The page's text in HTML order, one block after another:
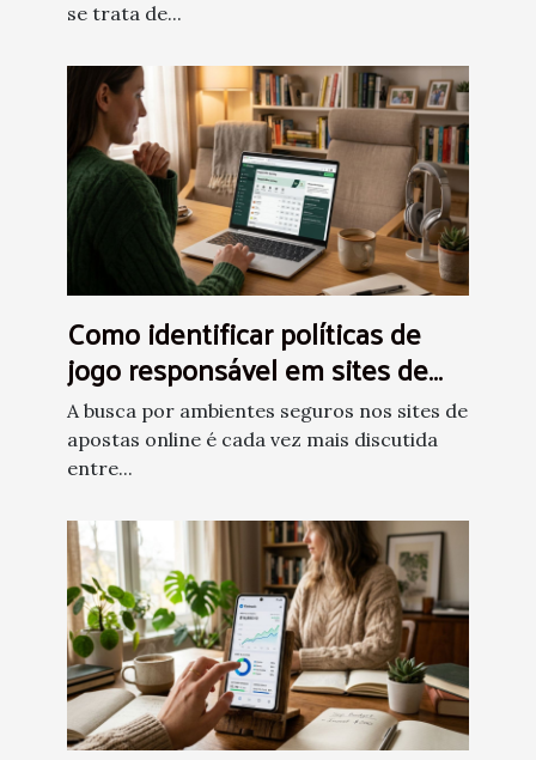
se trata de...
Como identificar políticas de
jogo responsável em sites de
apostas?
A busca por ambientes seguros nos sites de
apostas online é cada vez mais discutida
entre...